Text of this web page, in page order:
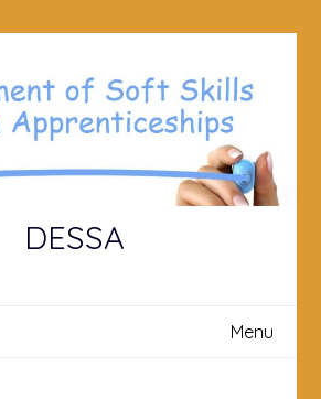
DESSA
Menu